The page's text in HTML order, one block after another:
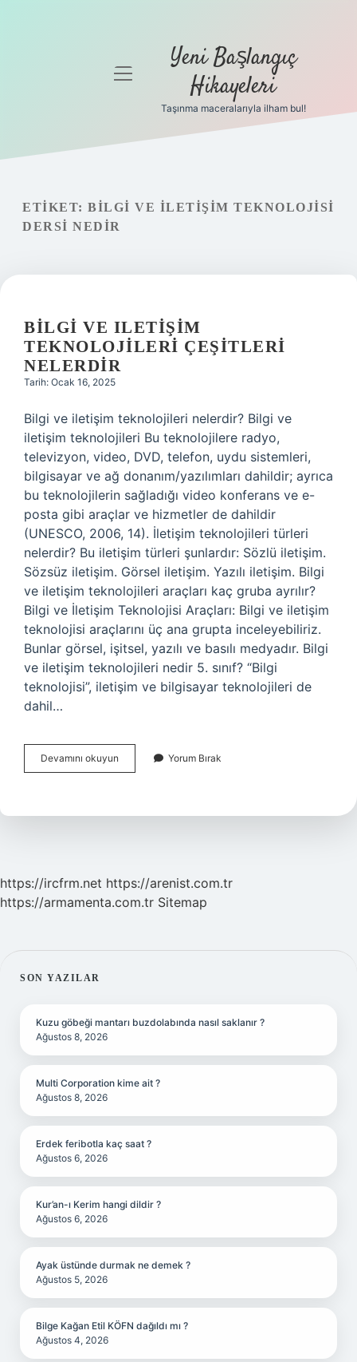
Gizlilik
Yasal Uyarı
menüyü
Yeni Başlangıç
Hikayeleri
Taşınma maceralarıyla ilham bul!
ETIKET: BILGI VE İLETIŞIM TEKNOLOJISI
DERSI NEDIR
BILGI VE ILETIŞIM
TEKNOLOJILERI ÇEŞITLERI
NELERDIR
Tarih: Ocak 16, 2025
Bilgi ve iletişim teknolojileri nelerdir? Bilgi ve
iletişim teknolojileri Bu teknolojilere radyo,
televizyon, video, DVD, telefon, uydu sistemleri,
bilgisayar ve ağ donanım/yazılımları dahildir; ayrıca
bu teknolojilerin sağladığı video konferans ve e-
posta gibi araçlar ve hizmetler de dahildir
(UNESCO, 2006, 14). İletişim teknolojileri türleri
nelerdir? Bu iletişim türleri şunlardır: Sözlü iletişim.
Sözsüz iletişim. Görsel iletişim. Yazılı iletişim. Bilgi
ve iletişim teknolojileri araçları kaç gruba ayrılır?
Bilgi ve İletişim Teknolojisi Araçları: Bilgi ve iletişim
teknolojisi araçlarını üç ana grupta inceleyebiliriz.
Bunlar görsel, işitsel, yazılı ve basılı medyadır. Bilgi
ve iletişim teknolojileri nedir 5. sınıf? “Bilgi
teknolojisi”, iletişim ve bilgisayar teknolojileri de
dahil…
Devamını okuyun
Ve
Çeşitleri
Yorum Bırak
https://ircfrm.net https://arenist.com.tr
https://armamenta.com.tr Sitemap
SIDEBAR
SON YAZILAR
Kuzu göbeği mantarı buzdolabında nasıl saklanır ?
Ağustos 8, 2026
Multi Corporation kime ait ?
Ağustos 8, 2026
Erdek feribotla kaç saat ?
Ağustos 6, 2026
Kur’an-ı Kerim hangi dildir ?
Ağustos 6, 2026
Ayak üstünde durmak ne demek ?
Ağustos 5, 2026
Bilge Kağan Etil KÖFN dağıldı mı ?
Ağustos 4, 2026